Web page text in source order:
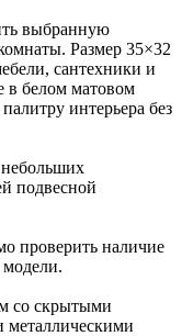
выбранную
Размер 35×32
сантехники и
в белом матовом
интерьера без
подвесной
проверить наличие
модели.
со скрытыми